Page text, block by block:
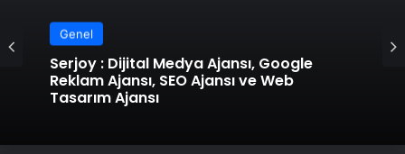
Genel
Serjoy : Dijital Medya Ajansı, Google
Reklam Ajansı, SEO Ajansı ve Web
Tasarım Ajansı